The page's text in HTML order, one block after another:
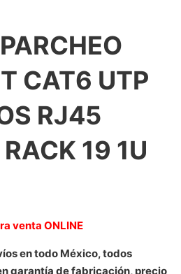
CAT6 UTP
RJ45
19 1U
venta ONLINE
en todo México, todos
garantía de fabricación, precio